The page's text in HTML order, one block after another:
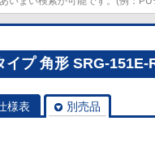
プ 角形 SRG-151E-
様表 別売品